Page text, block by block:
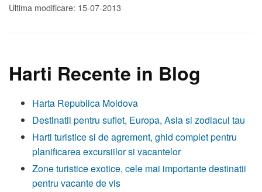
Ultima modificare: 15-07-2013
Harti Recente in Blog
Harta Republica Moldova
Destinatii pentru suflet, Europa, Asia si zodiacul tau
Harti turistice si de agrement, ghid complet pentru
planificarea excursiilor si vacantelor
Zone turistice exotice, cele mai importante destinatii
pentru vacante de vis